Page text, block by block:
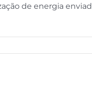
de energia